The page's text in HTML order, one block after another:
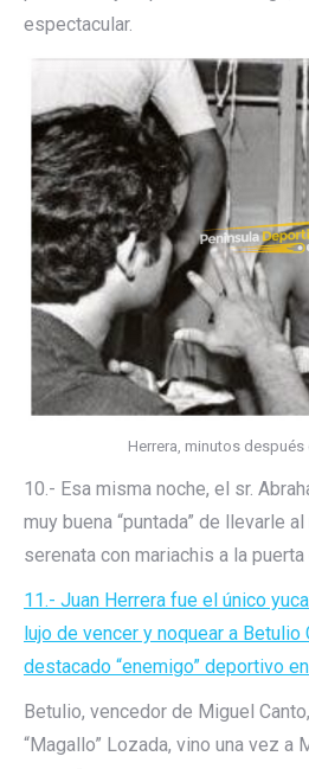
espectacular.
Herrera, minutos después
10.- Esa misma noche, el sr.
muy buena “puntada” de llevarle
serenata con mariachis a la
11.- Juan Herrera fue el único
lujo de vencer y noquear a Betulio
destacado “enemigo” deportivo
Betulio, vencedor de Miguel
“Magallo” Lozada, vino una vez a